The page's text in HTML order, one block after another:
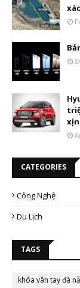
xịn
CATEGORIES
Công Nghệ
Du Lịch
TAGS
khóa vân tay đà